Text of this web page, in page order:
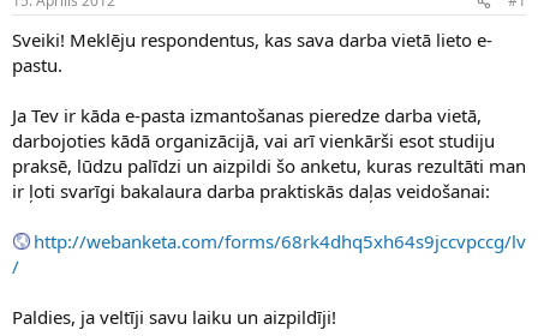
n
u
z
ā
c
ē
j
s
a
u
Sveiki! Meklēju respondentus, kas sava darba vietā lieto e-
pastu.
Ja Tev ir kāda e-pasta izmantošanas pieredze darba vietā,
darbojoties kādā organizācijā, vai arī vienkārši esot studiju
praksē, lūdzu palīdzi un aizpildi šo anketu, kuras rezultāti man
ir ļoti svarīgi bakalaura darba praktiskās daļas veidošanai:
http://webanketa.com/forms/68rk4dhq5xh64s9jccvpccg/lv
/
Paldies, ja veltīji savu laiku un aizpildīji!